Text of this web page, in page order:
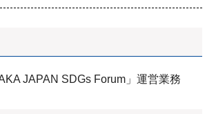
JAPAN SDGs Forum」運営業務